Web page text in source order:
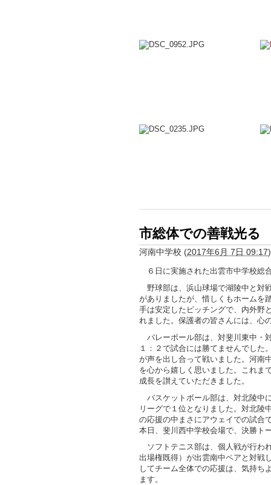
市総体での善戦光る
河南中学校 (2017年6月 7日 09:17)
６日に実施された出雲市中学校総
野球部は、浜山球場で湖陵中と対
がありましたが、惜しくもホームを
手は安定したピッチングで、内外野
れました。保護者の皆さんには、心
バレーボール部は、対斐川東中・
１：２で試合には勝てませんでした
が声を出し合って戦いました。河南
を心から嬉しく思いました。これま
成長を讃えていただきました。
バスケットボール部は、対北陵中
リーグで１位となりました。対北陵
の応援の中まさにアウェイでの試合
本日、斐川西中学校会場で、決勝ト
ソフトテニス部は、個人戦が行わ
出場権既得）が出雲南中ペアと対戦
してチーム全体での応援は、気持ち
ます。